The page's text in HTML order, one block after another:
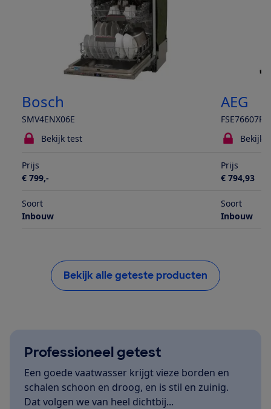
Bosch
SMV4ENX06E
AEG
FSE76607P
Bekijk test
Bekijk
Prijs
€ 799,-
Prijs
€ 794,93
Soort
Inbouw
Soort
Inbouw
Bekijk alle geteste producten
Professioneel getest
Een goede vaatwasser krijgt vieze borden en
schalen schoon en droog, en is stil en zuinig.
Dat volgen we van heel dichtbij...